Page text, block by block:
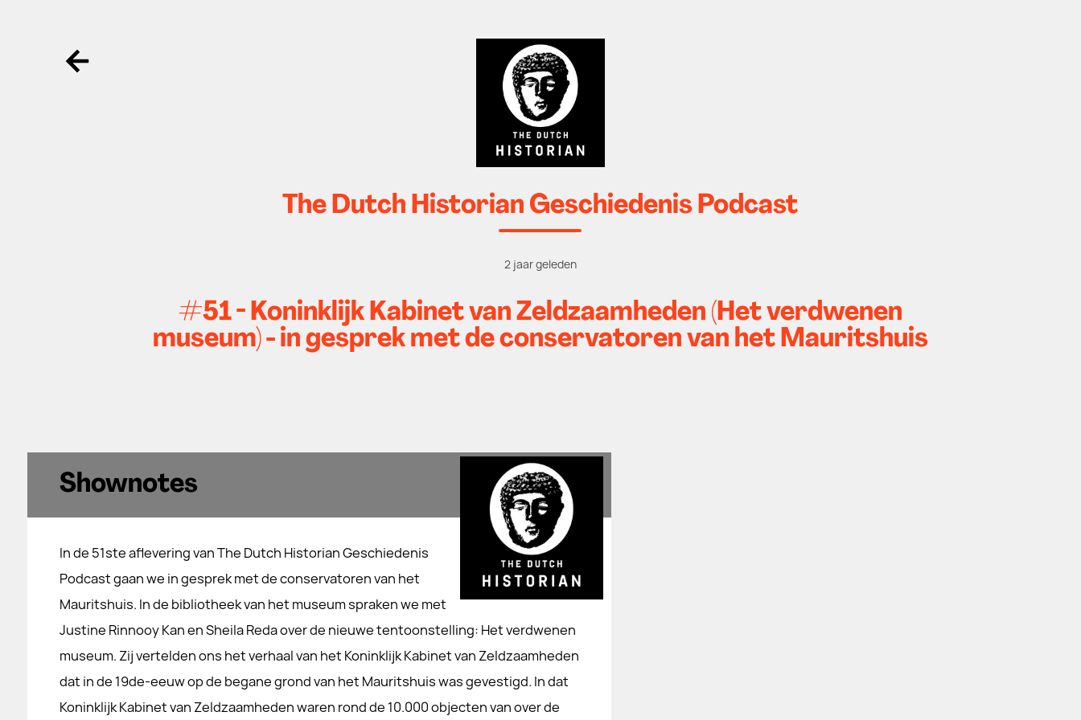
Ga terug
The Dutch Historian Geschiedenis Podcast
2 jaar geleden
#51 - Koninklijk Kabinet van Zeldzaamheden (Het verdwenen
museum) - in gesprek met de conservatoren van het Mauritshuis
Shownotes
In de 51ste aflevering van The Dutch Historian Geschiedenis
Podcast gaan we in gesprek met de conservatoren van het
Mauritshuis. In de bibliotheek van het museum spraken we met
Justine Rinnooy Kan en Sheila Reda over de nieuwe tentoonstelling: Het verdwenen
museum. Zij vertelden ons het verhaal van het Koninklijk Kabinet van Zeldzaamheden
dat in de 19de-eeuw op de begane grond van het Mauritshuis was gevestigd. In dat
Koninklijk Kabinet van Zeldzaamheden waren rond de 10.000 objecten van over de